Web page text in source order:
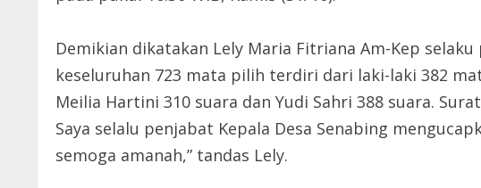
Demikian dikatakan Lely Maria Fitriana Am-Kep
keseluruhan 723 mata pilih terdiri dari laki-laki 382
Meilia Hartini 310 suara dan Yudi Sahri 388 suara.
Saya selalu penjabat Kepala Desa Senabing
semoga amanah,” tandas Lely.